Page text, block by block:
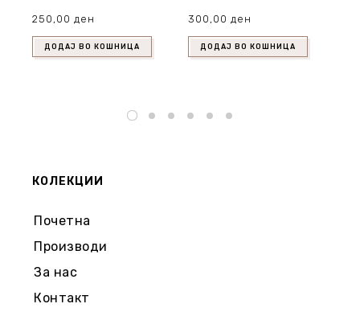
250,00 ден
ДОДАЈ ВО КОШНИЦА
300,00 ден
ДОДАЈ ВО КОШНИЦА
КОЛЕКЦИИ
Почетна
Производи
За нас
Контакт